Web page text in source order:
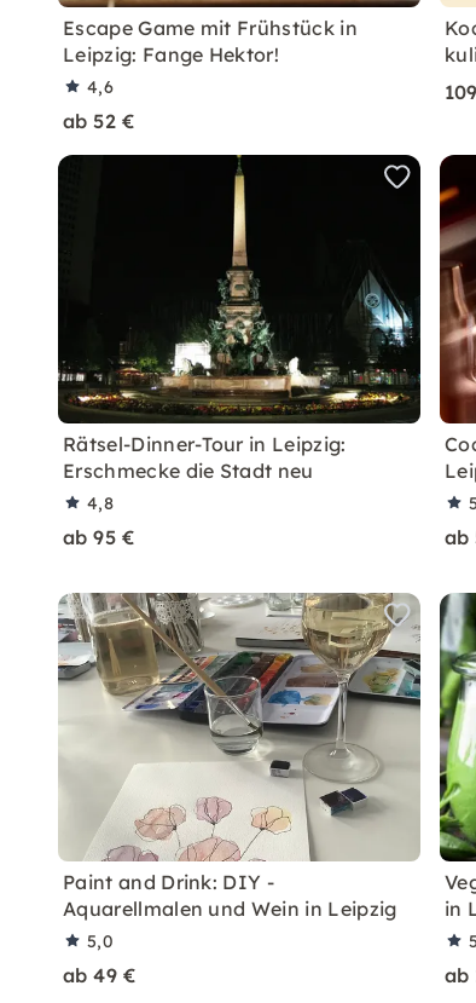
Escape Game mit Frühstück in
Leipzig: Fange Hektor!
4,6
ab 52 €
Rätsel-Dinner-Tour in Leipzig:
Erschmecke die Stadt neu
4,8
ab 95 € ab
Paint and Drink: DIY -
Aquarellmalen und Wein in Leipzig
5,0
ab 49 €
in
ab